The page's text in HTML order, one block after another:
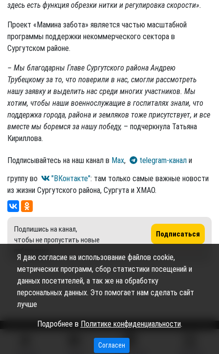
здесь есть функция обрезки нитки и регулировка скорости».
Проект «Мамина забота» является частью масштабной
программы поддержки некоммерческого сектора в
Сургутском районе.
– Мы благодарны Главе Сургутского района Андрею
Трубецкому за то, что поверили в нас, смогли рассмотреть
нашу заявку и выделить нас среди многих участников. Мы
хотим, чтобы наши военнослужащие в госпиталях знали, что
поддержка города, района и земляков тоже присутствует, и все
вместе мы боремся за нашу победу, – подчеркнула Татьяна
Кириллова.
Подписывайтесь на наш канал в Max, telegram-канал и
группу во
"ВКонтакте": там только самые важные новости
из жизни Сургутского района, Сургута и ХМАО.
Подпишись на канал,
чтобы не пропустить новые
Подписаться
Сетевое издание «Вестник Сургутского района» (16+)
Я даю согласие на использование файлов cookie,
метрических программ, сбор статистики посещений и
данных посетителей, а так же на обработку
персональных данных. Это помогает нам сделать сайт
лучше
Подробнее в Политике конфиденциальности.
Согласен